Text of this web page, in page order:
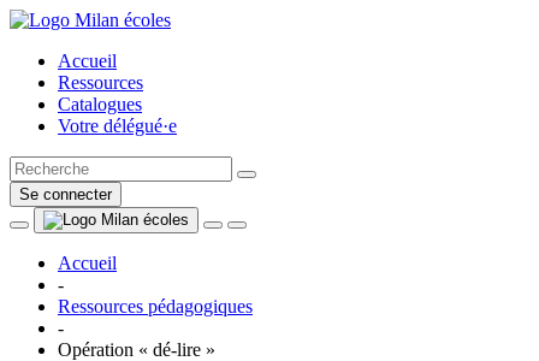
Accueil
Ressources
Catalogues
Votre délégué·e
Se connecter
Accueil
-
Ressources pédagogiques
-
Opération « dé-lire »